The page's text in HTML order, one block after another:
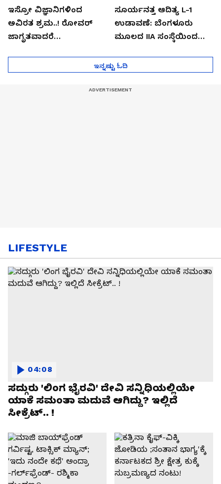
ಇಸ್ರೋ ವಿಜ್ಞಾನಿಗಳಿಂದ
ಅವಿರತ ಶ್ರಮ..! ರೋವರ್
ಜಾಗೃತವಾದರೆ
ಸೂರ್ಯನತ್ತ ಆದಿತ್ಯ L-1
ಉಡಾವಣೆ: ಬೆಂಗಳೂರು
ಮೂಲದ IIA ಸಂಸ್ಥೆಯಿಂದ
ಇನ್ನಷ್ಟು ಓದಿ
LIFESTYLE
ಸದ್ಗುರು 'ಲಿಂಗ ಭೈರವಿ' ದೇವಿ ಸನ್ನಿಧಿಯಲ್ಲಿಯೇ
ಯಾಕೆ ಸಮಂತಾ ಮದುವೆ ಆಗಿದ್ದು? ಇಲ್ಲಿದೆ
ಸೀಕ್ರೆಟ್.. !
04:08